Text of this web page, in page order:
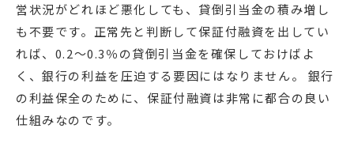
営状況がどれほど悪化しても、貸倒引当金の積み増し
も不要です。正常先と判断して保証付融資を出してい
れば、0.2～0.3％の貸倒引当金を確保しておけばよ
く、銀行の利益を圧迫する要因にはなりません。 銀行
の利益保全のために、保証付融資は非常に都合の良い
仕組みなのです。